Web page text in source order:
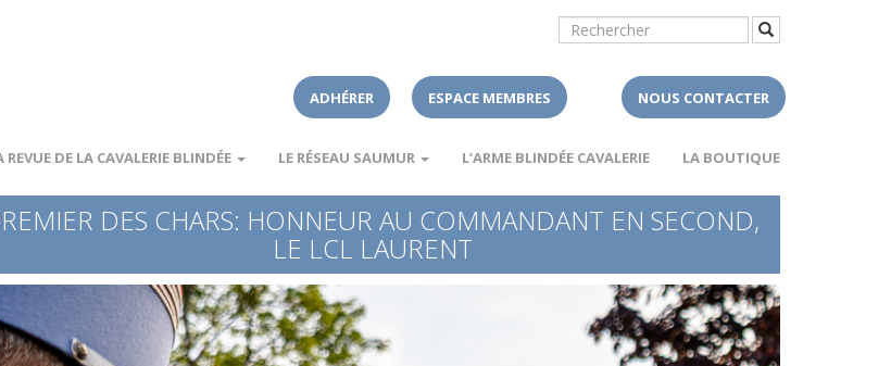
ADHÉRER ESPACE MEMBRES NOUS CONTACTER
REVUE DE LA CAVALERIE BLINDÉE LE RÉSEAU SAUMUR L’ARME BLINDÉE CAVALERIE LA BOUTIQUE
DES CHARS: HONNEUR AU COMMANDANT EN SECOND,
LE LCL LAURENT